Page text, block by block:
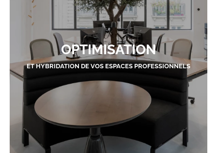
OPTIMISATION
ET HYBRIDATION DE VOS ESPACES PROFESSIONNELS